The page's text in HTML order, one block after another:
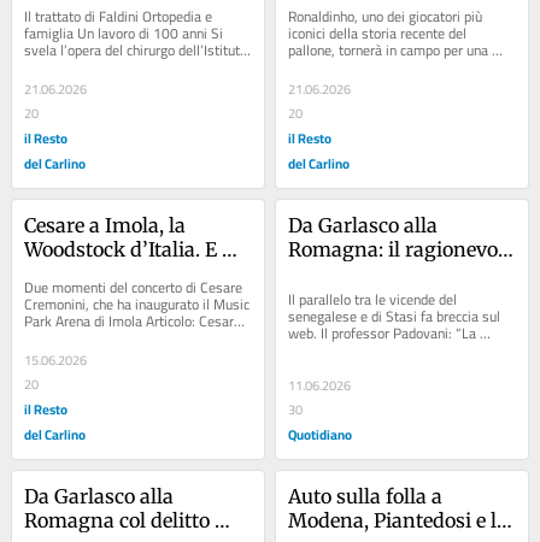
Il trattato di Faldini Ortopedia e
famiglia Un lavoro di 100 anni Si
svela l’opera del chirurgo dell’Istituto
Rizzoli Tre volumi da 2.500 pagine
e...
21.06.2026
20
il Resto
del Carlino
Ravenna è tornata
capitale
Ronaldinho, uno dei giocatori più
iconici della storia recente del
pallone, tornerà in campo per una
partita evento a Ravenna Articolo:
Perché...
21.06.2026
20
il Resto
del Carlino
Cesare a Imola, la
Woodstock d’Italia. E
festival
Due momenti del concerto di Cesare
Cremonini, che ha inaugurato il Music
Park Arena di Imola Articolo: Cesare
Rossi:...
15.06.2026
20
il Resto
del Carlino
Da Garlasco alla
Romagna: il ragionevole
colpevolisti
Il parallelo tra le vicende del
senegalese e di Stasi fa breccia sul
web. Il professor Padovani: “La
società è semibarbarica, non ha
11.06.2026
30
Quotidiano
Da Garlasco alla
Romagna col delitto
Auto sulla folla a
Modena, Piantedosi e la